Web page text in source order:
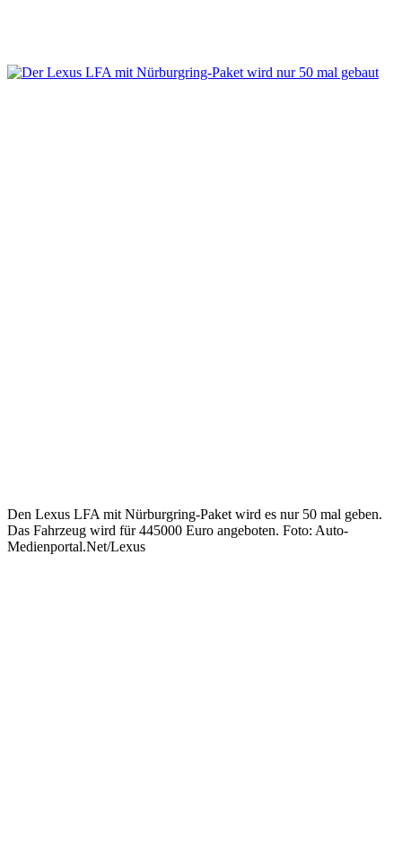
Den Lexus LFA mit Nürburgring-Paket wird es nur 50 mal geben.
Das Fahrzeug wird für 445000 Euro angeboten. Foto: Auto-
Medienportal.Net/Lexus